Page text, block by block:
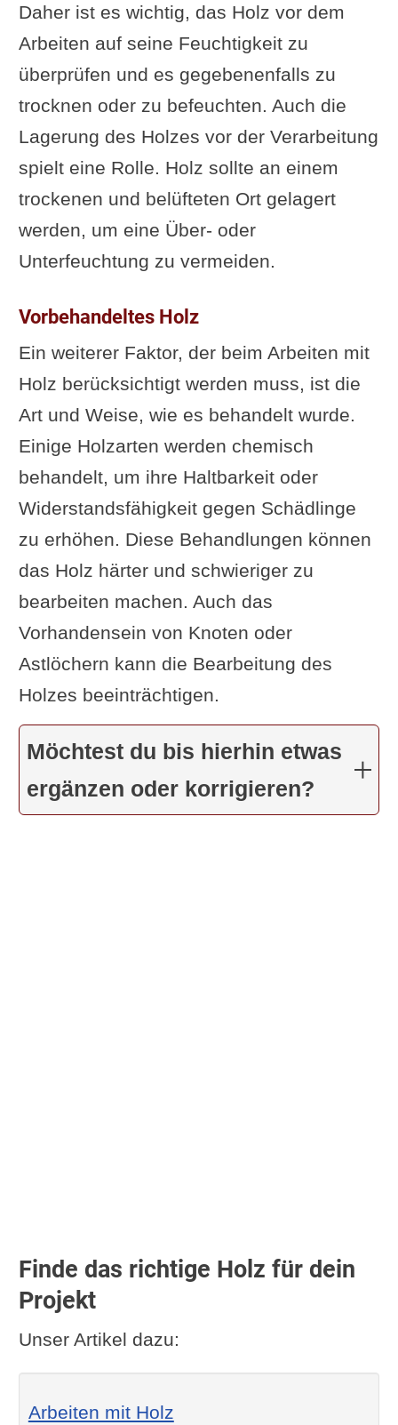
Daher ist es wichtig, das Holz vor dem
Arbeiten auf seine Feuchtigkeit zu
überprüfen und es gegebenenfalls zu
trocknen oder zu befeuchten. Auch die
Lagerung des Holzes vor der Verarbeitung
spielt eine Rolle. Holz sollte an einem
trockenen und belüfteten Ort gelagert
werden, um eine Über- oder
Unterfeuchtung zu vermeiden.
Vorbehandeltes Holz
Ein weiterer Faktor, der beim Arbeiten mit
Holz berücksichtigt werden muss, ist die
Art und Weise, wie es behandelt wurde.
Einige Holzarten werden chemisch
behandelt, um ihre Haltbarkeit oder
Widerstandsfähigkeit gegen Schädlinge
zu erhöhen. Diese Behandlungen können
das Holz härter und schwieriger zu
bearbeiten machen. Auch das
Vorhandensein von Knoten oder
Astlöchern kann die Bearbeitung des
Holzes beeinträchtigen.
Möchtest du bis hierhin etwas
ergänzen oder korrigieren?
Finde das richtige Holz für dein
Projekt
Unser Artikel dazu:
Arbeiten mit Holz